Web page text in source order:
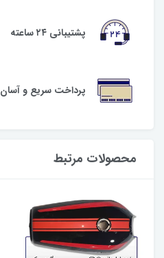
پشتیبانی ۲۴ ساعته
پرداخت سریع و آسان
محصولات مرتبط